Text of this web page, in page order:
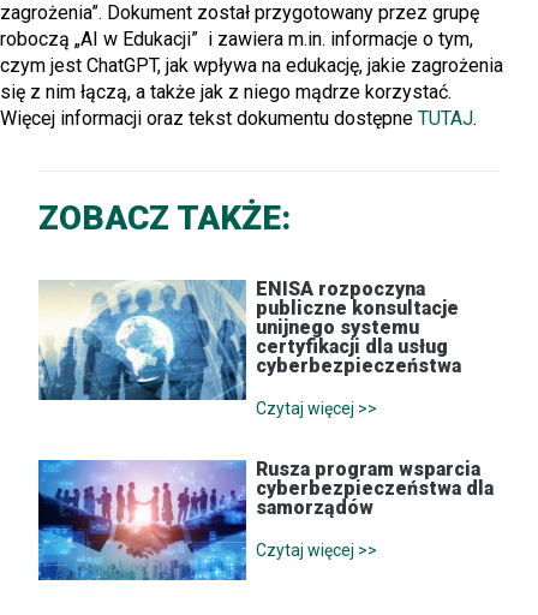
zagrożenia”. Dokument został przygotowany przez grupę
roboczą „AI w Edukacji” i zawiera m.in. informacje o tym,
czym jest ChatGPT, jak wpływa na edukację, jakie zagrożenia
się z nim łączą, a także jak z niego mądrze korzystać.
Więcej informacji oraz tekst dokumentu dostępne TUTAJ.
ZOBACZ TAKŻE:
ENISA rozpoczyna
publiczne konsultacje
unijnego systemu
certyfikacji dla usług
cyberbezpieczeństwa
Czytaj więcej >>
Rusza program wsparcia
cyberbezpieczeństwa dla
samorządów
Czytaj więcej >>